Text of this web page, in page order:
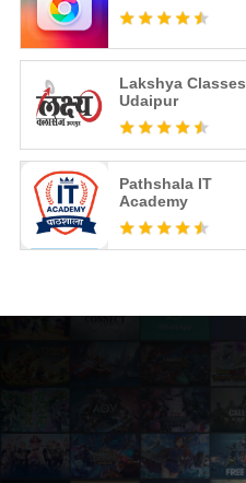
Lakshya Classes
Udaipur
Pathshala IT
Academy